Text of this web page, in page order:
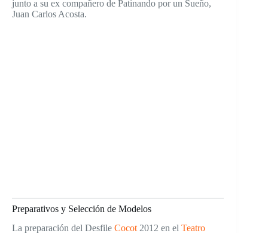
junto a su ex compañero de Patinando por un Sueño,
Juan Carlos Acosta.
Preparativos y Selección de Modelos
La preparación del Desfile Cocot2012 en el Teatro